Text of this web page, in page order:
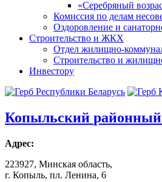
«Серебряный
Комиссия по делам
Оздоровление и
Строительство и ЖКХ
Отдел жилищно-
Строительство и
Инвестору
Копыльский
Адрес:
223927, Минская область,
г. Копыль, пл. Ленина, 6